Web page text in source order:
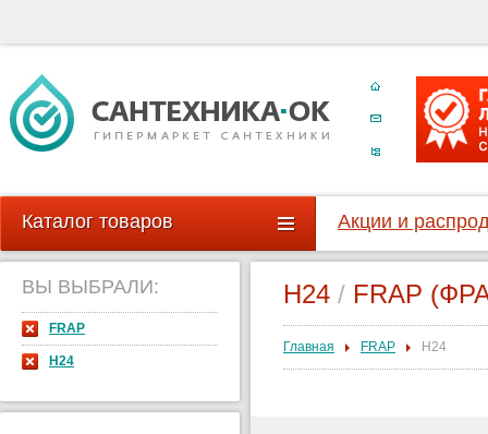
Каталог товаров Акции и
ВЫ ВЫБРАЛИ:
FRAP
H24
H24 / FRAP
Главная FRAP H24